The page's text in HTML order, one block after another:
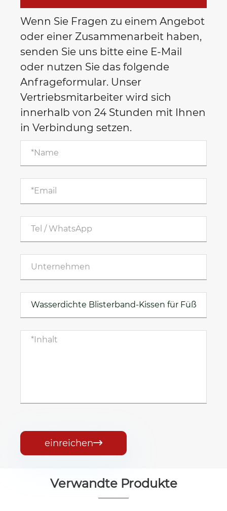
Wenn Sie Fragen zu einem Angebot
oder einer Zusammenarbeit haben,
senden Sie uns bitte eine E-Mail
oder nutzen Sie das folgende
Anfrageformular. Unser
Vertriebsmitarbeiter wird sich
innerhalb von 24 Stunden mit Ihnen
in Verbindung setzen.
einreichen
Verwandte Produkte